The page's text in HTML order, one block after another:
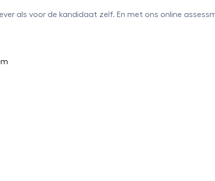
als voor de kandidaat zelf. En met ons online